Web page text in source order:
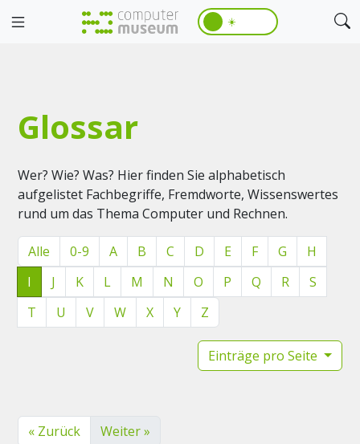
☀️
Glossar
Wer? Wie? Was? Hier finden Sie alphabetisch
aufgelistet Fachbegriffe, Fremdworte, Wissenswertes
rund um das Thema Computer und Rechnen.
Alle 0-9 A B C D E F G
H
I
J K L M N O P Q R
S
T
U V W X Y Z
Einträge pro Seite
« Zurück Weiter »